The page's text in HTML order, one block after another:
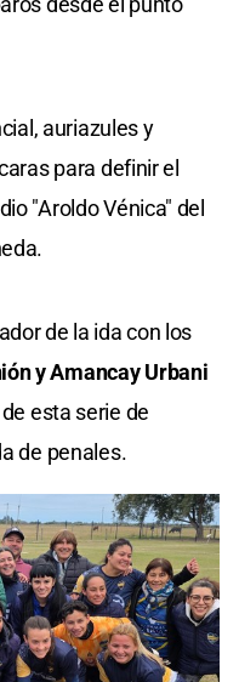
auriazules y
para definir el
"Aroldo Vénica" del
de la ida con los
y Amancay Urbani
esta serie de
de penales.